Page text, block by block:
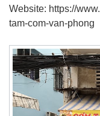
Website: https://
tam-com-van-phong